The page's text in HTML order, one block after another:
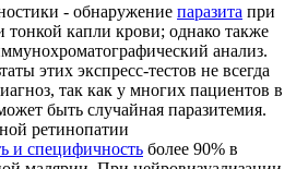
- обнаружение паразита при
тонкой капли крови; однако также
анализ.
этих экспресс-тестов не всегда
так как у многих пациентов в
быть случайная паразитемия.
ретинопатии
и специфичность более 90% в